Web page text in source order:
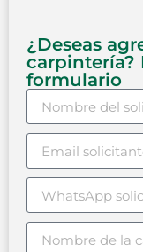
¿Deseas
carpintería?
formulario